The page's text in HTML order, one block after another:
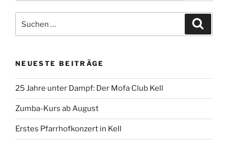
nach:
NEUESTE BEITRÄGE
25 Jahre unter Dampf: Der Mofa Club Kell
Zumba-Kurs ab August
Erstes Pfarrhofkonzert in Kell